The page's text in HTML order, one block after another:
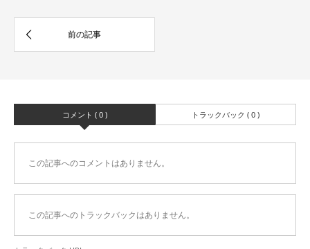
コメント ( 0 ) トラックバック ( 0 )
この記事へのコメントはありません。
この記事へのトラックバックはありません。